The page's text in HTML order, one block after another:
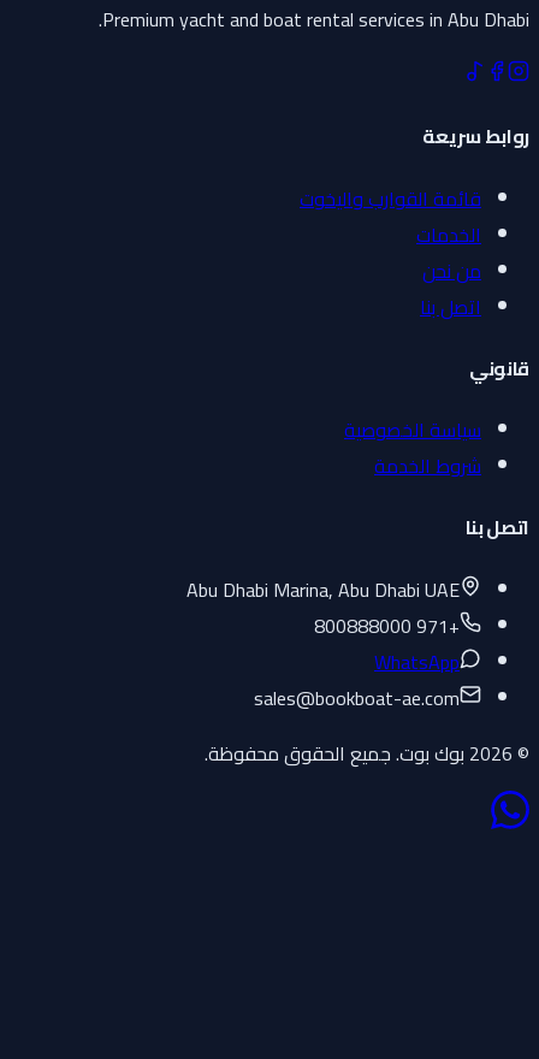
Premium yacht and boat rental services in Abu Dhabi.
روابط سريعة
قائمة القوارب واليخوت
الخدمات
من نحن
اتصل بنا
قانوني
سياسة الخصوصية
شروط الخدمة
اتصل بنا
Abu Dhabi Marina, Abu Dhabi UAE
+971 800888000
WhatsApp
sales@bookboat-ae.com
© 2026 بوك بوت. جميع الحقوق محفوظة.